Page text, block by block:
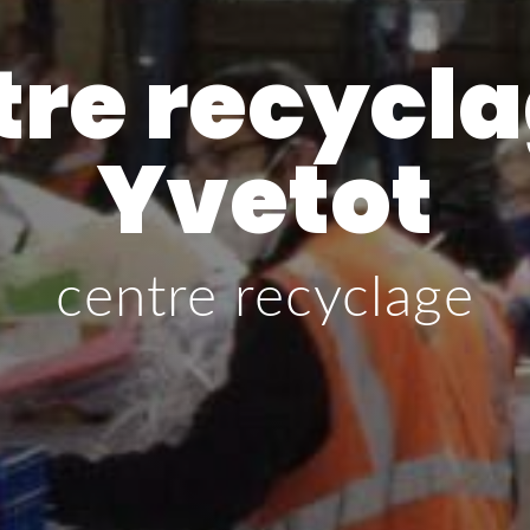
Yvetot
centre recyclage